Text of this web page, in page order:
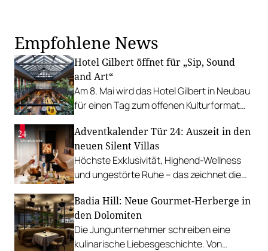
Empfohlene News
Hotel Gilbert öffnet für „Sip, Sound
and Art“
Am 8. Mai wird das Hotel Gilbert in Neubau
für einen Tag zum offenen Kulturformat
Adventkalender Tür 24: Auszeit in den
neuen Silent Villas
Höchste Exklusivität, Highend-Wellness
und ungestörte Ruhe – das zeichnet die
Wir verlosen eine Nacht.
Badia Hill: Neue Gourmet-Herberge in
den Dolomiten
Die Jungunternehmer schreiben eine
kulinarische Liebesgeschichte. Von